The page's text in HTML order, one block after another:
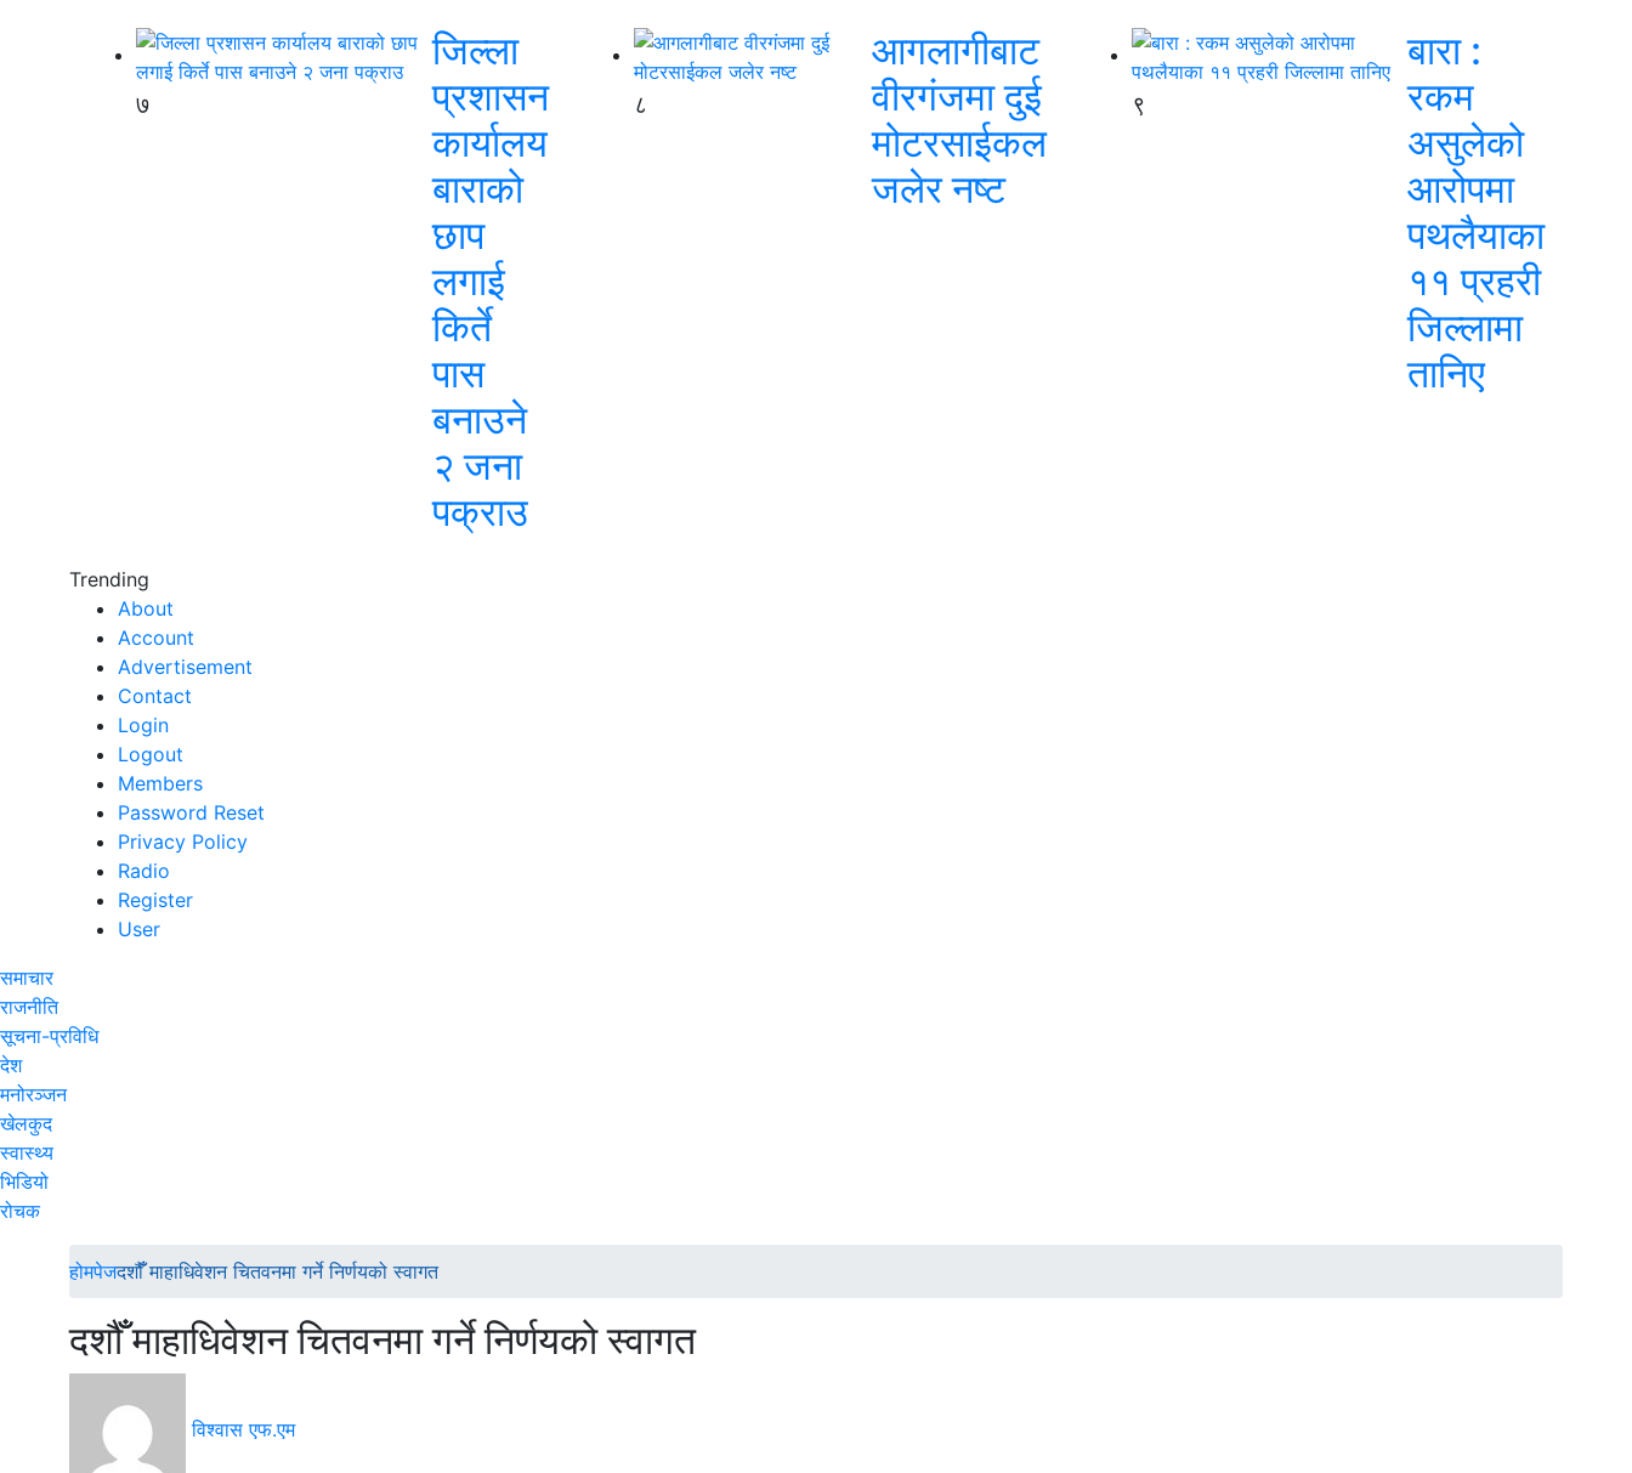
७
जिल्ला
प्रशासन
कार्यालय
बाराको
छाप
लगाई
किर्ते
पास
बनाउने
२ जना
पक्राउ
८
आगलागीबाट
वीरगंजमा दुई
मोटरसाईकल
जलेर नष्ट
९
बारा :
रकम
असुलेको
आरोपमा
पथलैयाका
११ प्रहरी
जिल्लामा
तानिए
Trending
About
Account
Advertisement
Contact
Login
Logout
Members
Password Reset
Privacy Policy
Radio
Register
User
समाचार
राजनीति
सूचना-प्रविधि
देश
मनोरञ्जन
खेलकुद
स्वास्थ्य
भिडियो
रोचक
होमपेजदशौँँ माहाधिवेशन चितवनमा गर्ने निर्णयको स्वागत
दशौँँ माहाधिवेशन चितवनमा गर्ने निर्णयको स्वागत
विश्वास एफ.एम